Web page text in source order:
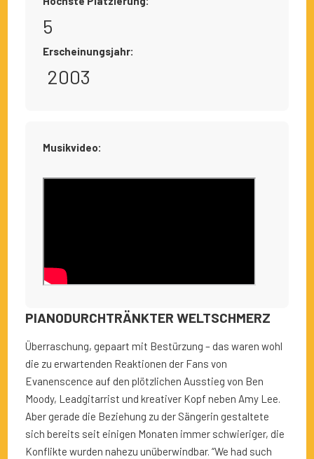
5
Erscheinungsjahr:
2003
Musikvideo:
PIANODURCHTRÄNKTER WELTSCHMERZ
Überraschung, gepaart mit Bestürzung – das waren wohl
die zu erwartenden Reaktionen der Fans von
Evanenscence auf den plötzlichen Ausstieg von Ben
Moody, Leadgitarrist und kreativer Kopf neben Amy Lee.
Aber gerade die Beziehung zu der Sängerin gestaltete
sich bereits seit einigen Monaten immer schwieriger, die
Konflikte wurden nahezu unüberwindbar. “We had such